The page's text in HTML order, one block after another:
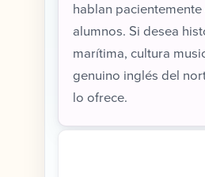
hablan pacientemente
alumnos. Si desea
marítima, cultura
genuino inglés del
lo ofrece.